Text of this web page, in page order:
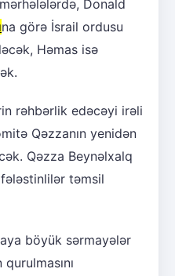
Donald
na görə İsrail ordusu
Həmas isə
rəhbərlik edəcəyi irəli
Qəzzanın yenidən
Qəzza Beynəlxalq
fələstinlilər təmsil
böyük sərmayələr